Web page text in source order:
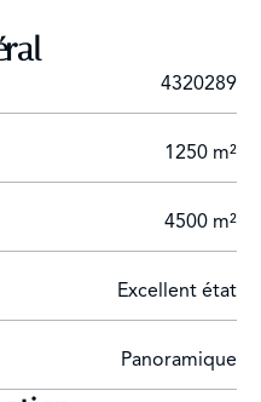
4320289
1250 m²
4500 m²
Excellent état
Panoramique